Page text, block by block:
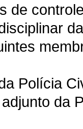
de
Polícia
da